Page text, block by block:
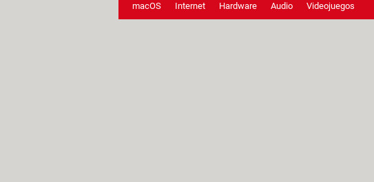
macOS Internet Hardware Audio Videojuegos